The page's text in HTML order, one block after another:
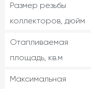
Размер резьбы
коллекторов, дюйм
Отапливаемая
площадь, кв.м
Максимальная